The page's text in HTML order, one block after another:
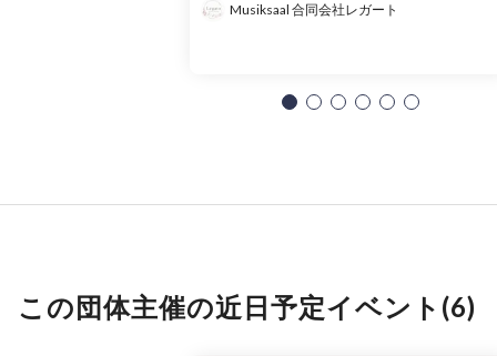
Musiksaal 合同会社レガート
この団体主催の近日予定イベント(6)